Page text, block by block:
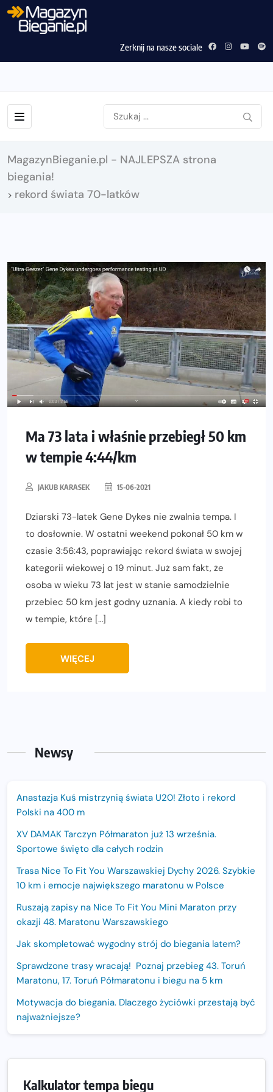
Zerknij na nasze sociale
MagazynBieganie.pl - NAJLEPSZA strona
biegania!
> rekord świata 70-latków
Ma 73 lata i właśnie przebiegł 50 km
w tempie 4:44/km
JAKUB KARASEK 15-06-2021
Dziarski 73-latek Gene Dykes nie zwalnia tempa. I
to dosłownie. W ostatni weekend pokonał 50 km w
czasie 3:56:43, poprawiając rekord świata w swojej
kategorii wiekowej o 19 minut. Już sam fakt, że
osoba w wieku 73 lat jest w stanie samodzielnie
przebiec 50 km jest godny uznania. A kiedy robi to
w tempie, które […]
WIĘCEJ
Newsy
Anastazja Kuś mistrzynią świata U20! Złoto i rekord
Polski na 400 m
XV DAMAK Tarczyn Półmaraton już 13 września.
Sportowe święto dla całych rodzin
Trasa Nice To Fit You Warszawskiej Dychy 2026. Szybkie
10 km i emocje największego maratonu w Polsce
Ruszają zapisy na Nice To Fit You Mini Maraton przy
okazji 48. Maratonu Warszawskiego
Jak skompletować wygodny strój do biegania latem?
Sprawdzone trasy wracają! Poznaj przebieg 43. Toruń
Maratonu, 17. Toruń Półmaratonu i biegu na 5 km
Motywacja do biegania. Dlaczego życiówki przestają być
najważniejsze?
Kalkulator tempa biegu